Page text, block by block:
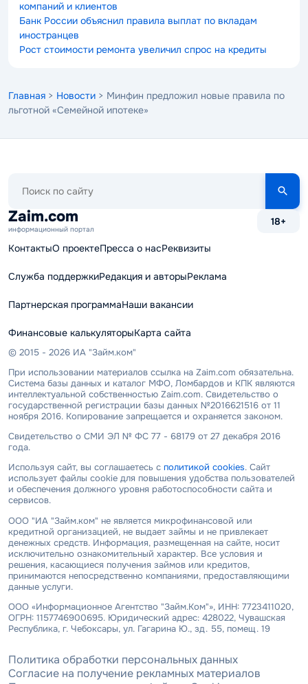
компаний и клиентов
Банк России объяснил правила выплат по вкладам
иностранцев
Рост стоимости ремонта увеличил спрос на кредиты
Главная > Новости > Минфин предложил новые правила по
льготной «Семейной ипотеке»
сайту
Zaim.com
информационный портал
18+
КонтактыО проектеПресса о насРеквизиты
Служба поддержкиРедакция и авторыРеклама
Партнерская программаНаши вакансии
Финансовые калькуляторыКарта сайта
© 2015 - 2026 ИА "Займ.ком"
При использовании материалов ссылка на Zaim.com обязательна.
Система базы данных и каталог МФО, Ломбардов и КПК являются
интеллектуальной собственностью Zaim.com. Свидетельство о
государственной регистрации базы данных №2016621516 от 11
ноября 2016. Копирование запрещается и охраняется законом.
Свидетельство о СМИ ЭЛ № ФС 77 - 68179 от 27 декабря 2016
года.
Используя сайт, вы соглашаетесь с политикой cookies. Сайт
использует файлы cookie для повышения удобства пользователей
и обеспечения должного уровня работоспособности сайта и
сервисов.
ООО "ИА "Займ.ком" не является микрофинансовой или
кредитной организацией, не выдает займы и не привлекает
денежных средств. Информация, размещенная на сайте, носит
исключительно ознакомительный характер. Все условия и
решения, касающиеся получения займов или кредитов,
принимаются непосредственно компаниями, предоставляющими
данные услуги.
ООО «Информационное Агентство "Займ.Ком"», ИНН: 7723411020,
ОГРН: 1157746900695. Юридический адрес: 428022, Чувашская
Республика, г. Чебоксары, ул. Гагарина Ю., зд. 55, помещ. 19
Политика обработки персональных данных
Согласие на получение рекламных материалов